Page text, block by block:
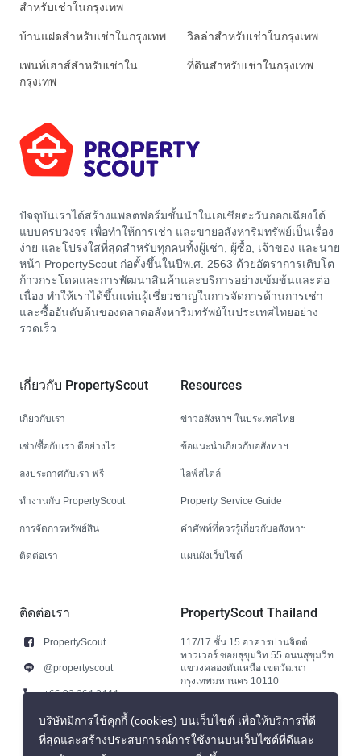
สำหรับเช่าในกรุงเทพ
บ้านแฝดสำหรับเช่าในกรุงเทพ วิลล่าสำหรับเช่าในกรุงเทพ
เพนท์เฮาส์สำหรับเช่าใน
กรุงเทพ
ที่ดินสำหรับเช่าในกรุงเทพ
ปัจจุบันเราได้สร้างแพลตฟอร์มชั้นนำในเอเชียตะวันออกเฉียงใต้
แบบครบวงจร เพื่อทำให้การเช่า และขายอสังหาริมทรัพย์เป็นเรื่อง
ง่าย และโปร่งใสที่สุดสำหรับทุกคนทั้งผู้เช่า, ผู้ซื้อ, เจ้าของ และนาย
หน้า PropertyScout ก่อตั้งขึ้นในปีพ.ศ. 2563 ด้วยอัตราการเติบโต
ก้าวกระโดดและการพัฒนาสินค้าและบริการอย่างเข้มข้นและต่อ
เนื่อง ทำให้เราได้ขึ้นแท่นผู้เชี่ยวชาญในการจัดการด้านการเช่า
และซื้ออันดับต้นของตลาดอสังหาริมทรัพย์ในประเทศไทยอย่าง
รวดเร็ว
เกี่ยวกับ PropertyScout
เกี่ยวกับเรา
เช่า/ซื้อกับเรา ดีอย่างไร
ลงประกาศกับเรา ฟรี
ทำงานกับ PropertyScout
การจัดการทรัพย์สิน
ติดต่อเรา
Resources
ข่าวอสังหาฯ ในประเทศไทย
ข้อแนะนำเกี่ยวกับอสังหาฯ
ไลฟ์สไตล์
Property Service Guide
คำศัพท์ที่ควรรู้เกี่ยวกับอสังหาฯ
แผนผังเว็บไซต์
ติดต่อเรา
PropertyScout
@propertyscout
+66 92 264 3444
+66 92 264 3444
contact@propertyscout.co.th
PropertyScout Thailand
117/17 ชั้น 15 อาคารปานจิตต์
ทาวเวอร์ ซอยสุขุมวิท 55 ถนนสุขุมวิท
แขวงคลองตันเหนือ เขตวัฒนา
กรุงเทพมหานคร 10110
บริษัทมีการใช้คุกกี้ (cookies) บนเว็บไซต์ เพื่อให้บริการที่ดี
ที่สุดและสร้างประสบการณ์การใช้งานบนเว็บไซต์ที่ดีและ